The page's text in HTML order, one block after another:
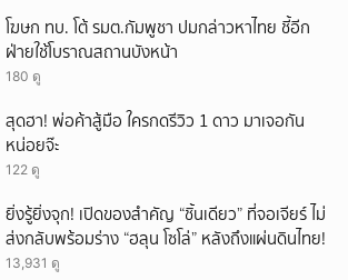
โฆษก ทบ. โต้ รมต.กัมพูชา ปมกล่าวหาไทย ชี้อีก
ฝ่ายใช้โบราณสถานบังหน้า
180 ดู
สุดฮา! พ่อค้าสู้มือ ใครกดรีวิว 1 ดาว มาเจอกัน
หน่อยจ๊ะ
122 ดู
ยิ่งรู้ยิ่งจุก! เปิดของสำคัญ “ชิ้นเดียว” ที่จอเจียร์ ไม่
ส่งกลับพร้อมร่าง “ฮลุน โซโล่” หลังถึงแผ่นดินไทย!
13,931 ดู